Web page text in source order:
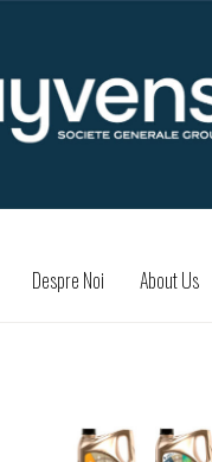
Despre Noi About Us